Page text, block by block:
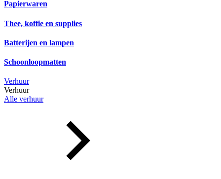
Papierwaren
Thee, koffie en supplies
Batterijen en lampen
Schoonloopmatten
Verhuur
Verhuur
Alle verhuur